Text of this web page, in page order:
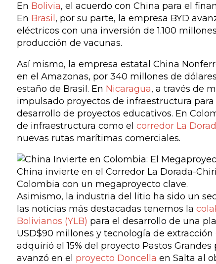
En Bolivia, el acuerdo con China para el
En Brasil , por su parte, la empresa BYD
eléctricos con una inversión de 1.100
producción de vacunas.
Así mismo, la empresa estatal China
en el Amazonas, por 340 millones de
estaño de Brasil. En Nicaragua, a través de
impulsado proyectos de infraestructura para
desarrollo de proyectos educativos. En
de infraestructura como el corredor La
nuevas rutas marítimas comerciales.
China invierte en el Corredor La Dorada-
Colombia con un megaproyecto clave.
Asimismo, la industria del litio ha sido un
las noticias más destacadas tenemos la
Bolivianos (YLB) para el desarrollo de una
USD$90 millones y tecnología de extracción
adquirió el 15% del proyecto Pastos
avanzó en el proyecto Doncella en Salta al